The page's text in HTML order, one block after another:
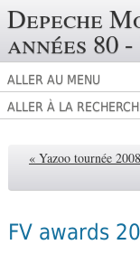
Depeche
années 80
ALLER AU MENU
ALLER À LA
« Yazoo tournée 2008
FV awards